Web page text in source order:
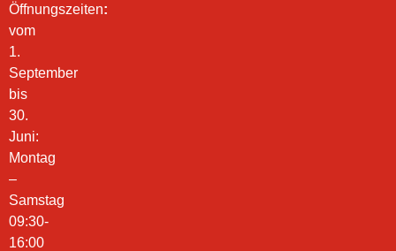
Öffnungszeiten:
vom
1.
September
bis
30.
Juni:
Montag
–
Samstag
09:30-
16:00